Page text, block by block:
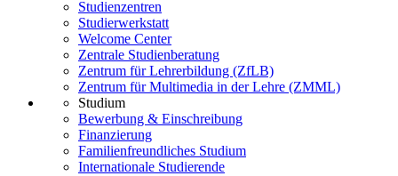
Studienzentren
Studierwerkstatt
Welcome Center
Zentrale Studienberatung
Zentrum für Lehrerbildung (ZfLB)
Zentrum für Multimedia in der Lehre (ZMML)
Studium
Bewerbung & Einschreibung
Finanzierung
Familienfreundliches Studium
Internationale Studierende